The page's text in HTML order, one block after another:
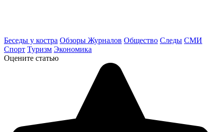
Беседы у костра Обзоры Журналов Общество Следы СМИ
Спорт Туризм Экономика
Оцените статью